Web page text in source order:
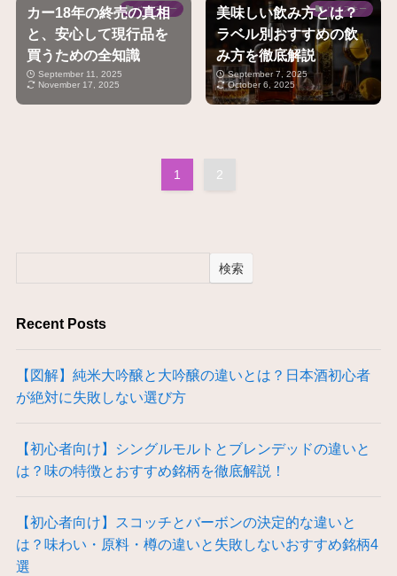
ウイスキー
カー18年の終売の真相
と、安心して現行品を
買うための全知識
September 11, 2025
November 17, 2025
ウイスキー
美味しい飲み方とは？
ラベル別おすすめの飲
み方を徹底解説
September 7, 2025
October 6, 2025
1 2
検索
Recent Posts
【図解】純米大吟醸と大吟醸の違いとは？日本酒初心者
が絶対に失敗しない選び方
【初心者向け】シングルモルトとブレンデッドの違いと
は？味の特徴とおすすめ銘柄を徹底解説！
【初心者向け】スコッチとバーボンの決定的な違いと
は？味わい・原料・樽の違いと失敗しないおすすめ銘柄4
選